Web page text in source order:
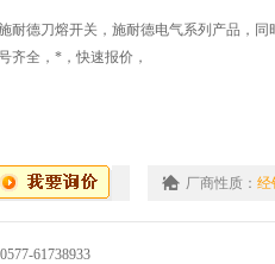
耐德刀熔开关，施耐德电气系列产品，同
齐全，*，快速报价，
厂商性质： 经
61738933